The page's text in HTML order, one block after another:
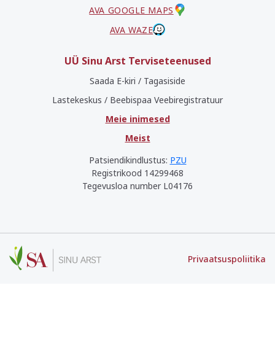
AVA GOOGLE MAPS
AVA WAZE
UÜ Sinu Arst Terviseteenused
Saada E-kiri / Tagasiside
Lastekeskus / Beebispaa Veebiregistratuur
Meie inimesed
Meist
Patsiendikindlustus: PZU
Registrikood 14299468
Tegevusloa number L04176
Privaatsuspoliitika